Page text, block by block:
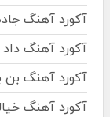
آکورد آهنگ
آکورد آهنگ
آکورد آهنگ
آکورد آهنگ